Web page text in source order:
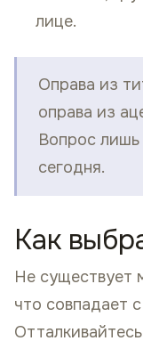
лице.
Оправа из
оправа из
Вопрос лишь
сегодня.
Как
Не существует
что совпадает